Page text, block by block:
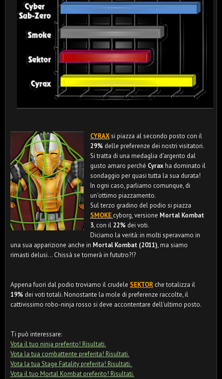
CYRAXsi piazza al secondo posto con il
29% delle preferenze dei nostri visitatori.
Si tratta di una medaglia d'argento dal
gusto amaro perchè Cyraxha dominato il
sondaggio per quasi tutta la sua durata!
In ogni caso, parliamo comunque, di
un'ottimo piazzamento.
Sul terzo gradino del podio si piazza
SMOKE cyborg, versione Mortal Kombat
3, con il 22% dei voti.
Diciamo la verità: in molti speravamo in
una sua apparizione anche in Mortal Kombat (2011), ma siamo
rimasti delusi... Chissà se tornerà in fututro?!?
Appena fuori dal podio troviamo il crudele SEKTOR che totalizza il
19% dei voti totali. Nonostante la mole di preferenze raccolte, il
cattivissimo robo-ninja rosso si deve accontentare dell'ultimo posto.
Ti può interessare:
Vota il tuo ninja preferito! Risultati.
Vota la tua combattente preferita! Risultati.
Vota la tua Stage Fatality preferita! Risultati.
Vota il tuo Mortal Kombat preferito! Risultati.